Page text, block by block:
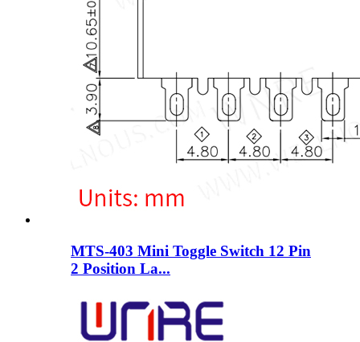
MTS-403 Mini Toggle Switch 12 Pin
2 Position La...